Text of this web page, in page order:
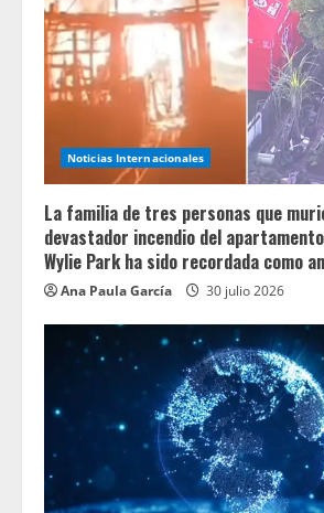
Noticias Internacionales
La familia de tres personas que
devastador incendio del
Wylie Park ha sido recordada como
Ana Paula García 30 julio 2026